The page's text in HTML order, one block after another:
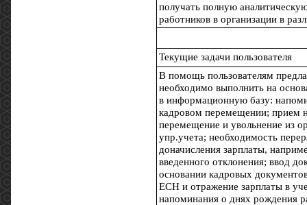
получать полную
работников в организации в
Текущие задачи пользователя
В помощь пользователям
необходимо выполнить на
в информационную базу:
кадровом перемещении; прием
перемещение и увольнение из
упр.учета; необходимость
доначисления зарплаты,
введенного отклонения; ввод
основании кадровых
ЕСН и отражение зарплаты в
напоминания о днях рождения